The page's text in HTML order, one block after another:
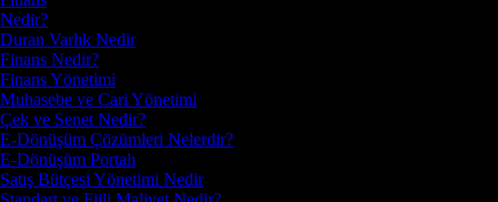
Nedir?
Duran Varlık Nedir
Finans Nedir?
Finans Yönetimi
Muhasebe ve Cari Yönetimi
Çek ve Senet Nedir?
E-Dönüşüm Çözümleri Nelerdir?
E-Dönüşüm Portalı
Satış Bütçesi Yönetimi Nedir